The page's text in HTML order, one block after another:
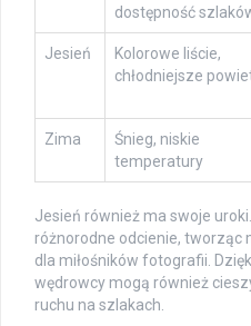
dostępność
Jesień
Kolorowe liście,
chłodniejsze
Zima
Śnieg, niskie
temperatury
Jesień również ma swoje
różnorodne odcienie, tworząc
dla miłośników fotografii.
wędrowcy mogą również
ruchu na szlakach.